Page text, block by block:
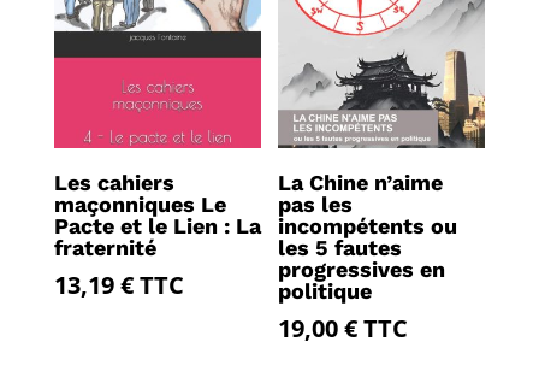
Les cahiers
maçonniques Le
Pacte et le Lien : La
fraternité
13,19€TTC
La Chine n’aime
pas les
incompétents ou
les 5 fautes
progressives en
politique
19,00€TTC